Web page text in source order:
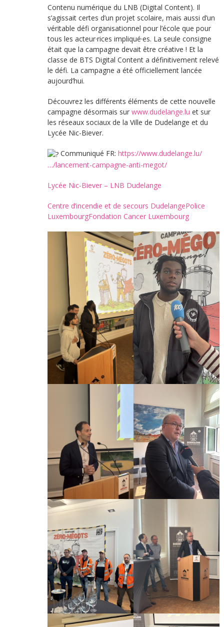
Contenu numérique du LNB (Digital Content). Il
s’agissait certes d’un projet scolaire, mais aussi d’un
véritable défi organisationnel pour l’école que pour
tous les acteur·rices impliqué·es. La seule consigne
était que la campagne devait être créative ! Et la
classe de BTS Digital Content a définitivement relevé
le défi. La campagne a été officiellement lancée
aujourd’hui.
Découvrez les différents éléments de cette nouvelle
campagne désormais sur www.dudelange.lu et sur
les réseaux sociaux de la Ville de Dudelange et du
Lycée Nic-Biever.
Communiqué FR: https://www.dudelange.lu/
…/lancement-campagne-anti-megot/
Lycée Nic-Biever – LNB Dudelange
Centre d’incendie et de secours DudelangePolice
LuxembourgFondation Cancer Luxembourg